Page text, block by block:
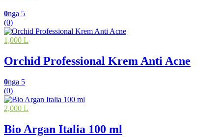
0nga 5
(0)
1,000 L
Orchid Professional Krem Anti Acne
0nga 5
(0)
2,000 L
Bio Argan Italia 100 ml